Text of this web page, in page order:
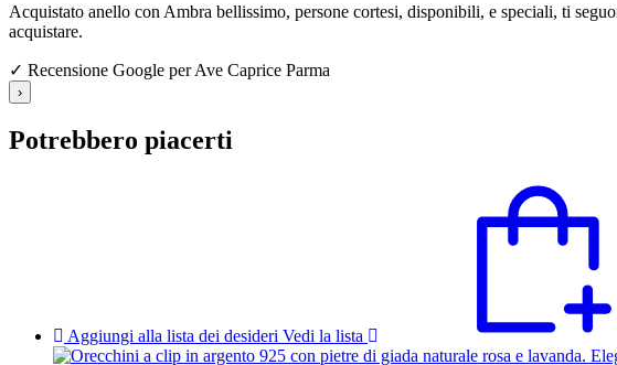
Acquistato anello con Ambra bellissimo, persone cortesi, disponibili, e speciali, ti
acquistare.
✓ Recensione Google per Ave Caprice Parma
›
Potrebbero piacerti
Aggiungi alla lista dei desideri Vedi la lista